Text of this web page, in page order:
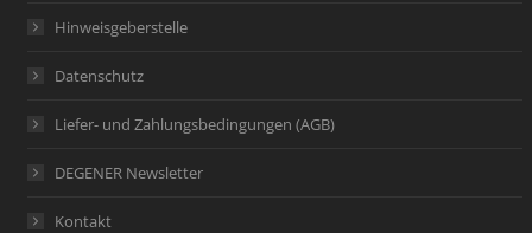
Hinweisgeberstelle
Datenschutz
Liefer- und Zahlungsbedingungen (AGB)
DEGENER Newsletter
Kontakt